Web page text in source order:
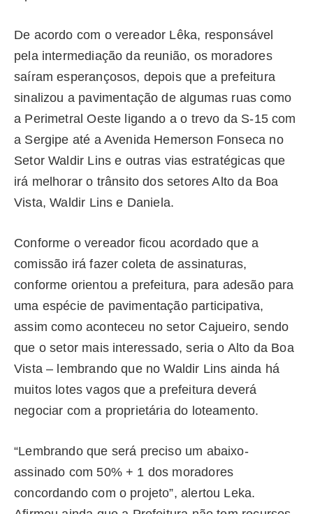
De acordo com o vereador Lêka, responsável
pela intermediação da reunião, os moradores
saíram esperançosos, depois que a prefeitura
sinalizou a pavimentação de algumas ruas como
a Perimetral Oeste ligando a o trevo da S-15 com
a Sergipe até a Avenida Hemerson Fonseca no
Setor Waldir Lins e outras vias estratégicas que
irá melhorar o trânsito dos setores Alto da Boa
Vista, Waldir Lins e Daniela.
Conforme o vereador ficou acordado que a
comissão irá fazer coleta de assinaturas,
conforme orientou a prefeitura, para adesão para
uma espécie de pavimentação participativa,
assim como aconteceu no setor Cajueiro, sendo
que o setor mais interessado, seria o Alto da Boa
Vista – lembrando que no Waldir Lins ainda há
muitos lotes vagos que a prefeitura deverá
negociar com a proprietária do loteamento.
“Lembrando que será preciso um abaixo-
assinado com 50% + 1 dos moradores
concordando com o projeto”, alertou Leka.